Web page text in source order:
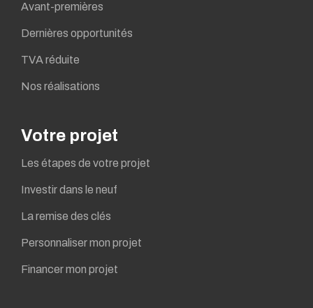
Avant-premières
Dernières opportunités
TVA réduite
Nos réalisations
Votre projet
Les étapes de votre projet
Investir dans le neuf
La remise des clés
Personnaliser mon projet
Financer mon projet